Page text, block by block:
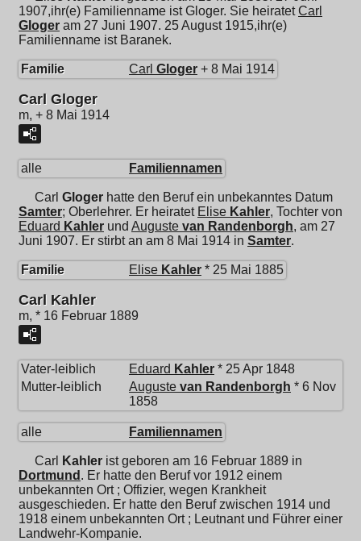
1907,ihr(e) Familienname ist Gloger. Sie heiratetCarl
Gloger am 27 Juni 1907. 25 August 1915,ihr(e)
Familienname ist Baranek.
Familie Carl Gloger + 8 Mai 1914
Carl Gloger
m, + 8 Mai 1914
alle Familiennamen
Carl Gloger hatte den Beruf ein unbekanntes Datum
Samter; Oberlehrer. Er heiratet Elise Kahler, Tochter von
Eduard Kahler und Auguste van Randenborgh, am 27
Juni 1907. Er stirbt an am 8 Mai 1914 in Samter.
Familie Elise Kahler * 25 Mai 1885
Carl Kahler
m, * 16 Februar 1889
Vater-leiblich Eduard Kahler * 25 Apr 1848
Mutter-leiblich
Auguste van Randenborgh * 6 Nov
1858
alle Familiennamen
Carl Kahler ist geboren am 16 Februar 1889 in
Dortmund . Er hatte den Beruf vor 1912 einem
unbekannten Ort ; Offizier, wegen Krankheit
ausgeschieden. Er hatte den Beruf zwischen 1914 und
1918 einem unbekannten Ort ; Leutnant und Führer einer
Landwehr-Kompanie.